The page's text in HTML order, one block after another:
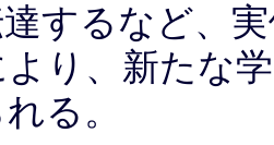
するなど、
り、新たな
る。